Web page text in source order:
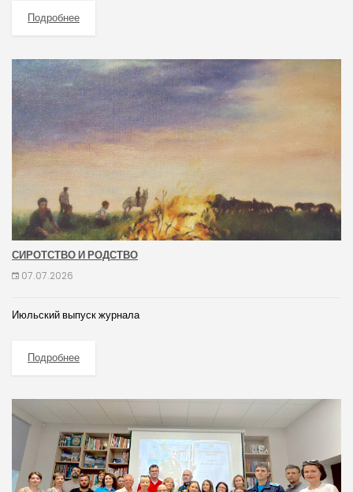
Подробнее
СИРОТСТВО И РОДСТВО
07.07.2026
Июльский выпуск журнала
Подробнее